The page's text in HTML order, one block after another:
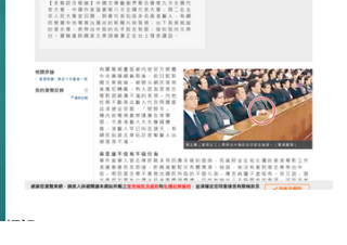
標記：